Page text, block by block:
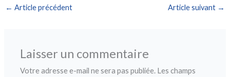
← Article précédent Article suivant →
Laisser un commentaire
Votre adresse e-mail ne sera pas publiée. Les champs